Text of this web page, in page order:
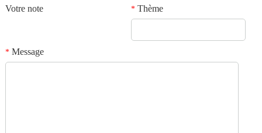
Votre note *Thème
*Message